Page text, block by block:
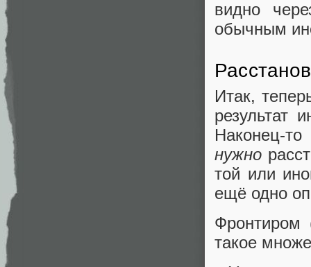
видно
обычным
Итак,
результат
Наконец-
нужно
той или
ещё одно
Фронтиром
такое